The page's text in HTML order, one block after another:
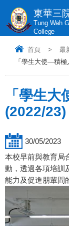
東華三
Tung Wah
College
首頁 > 最
「學生大使—積
「學生
(2022/23)
30/05/2023
本校早前與教育局
動，透過各項培訓
能力及促進朋輩間